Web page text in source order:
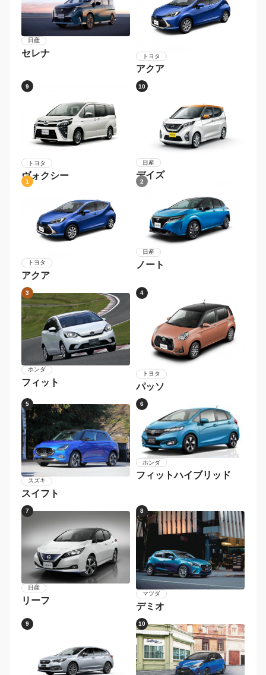
日産
セレナ トヨタ
アクア
9
トヨタ
ヴォクシー
10
日産
デイズ
1
トヨタ
アクア
2
日産
ノート
3
ホンダ
フィット
4
トヨタ
パッソ
5
スズキ
スイフト
6
ホンダ
フィットハイブリッド
7
日産
リーフ
8
マツダ
デミオ
9 10